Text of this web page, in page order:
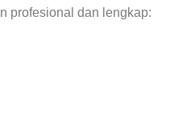
profesional dan lengkap: